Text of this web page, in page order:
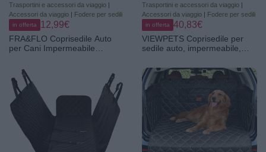
Trasportini e accessori da viaggio |
Accessori da viaggio | Fodere per sedili
in offerta 12,99€
FRA&FLO Coprisedile Auto
per Cani Impermeabile
Posteriori e Baule ad Amaca
Antiscivolo e Antigraffio,
Protezione Universale, Facile
da Installare e Lavabile
Trasportini e accessori da viaggio |
Accessori da viaggio | Fodere per sedili
in offerta 40,83€
VIEWPETS Coprisedile per
sedile auto, impermeabile,
per auto, camion e SUV